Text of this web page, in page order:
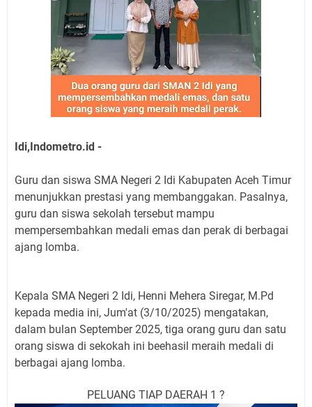
Idi,Indometro.id -
Guru dan siswa SMA Negeri 2 Idi Kabupaten Aceh Timur
menunjukkan prestasi yang membanggakan. Pasalnya,
guru dan siswa sekolah tersebut mampu
mempersembahkan medali emas dan perak di berbagai
ajang lomba.
Kepala SMA Negeri 2 Idi, Henni Mehera Siregar, M.Pd
kepada media ini, Jum'at (3/10/2025) mengatakan,
dalam bulan September 2025, tiga orang guru dan satu
orang siswa di sekokah ini beehasil meraih medali di
berbagai ajang lomba.
PELUANG TIAP DAERAH 1 ?